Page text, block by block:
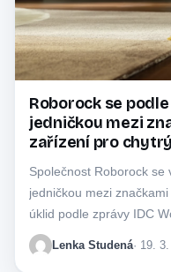
Roborock se
jedničkou mezi
zařízení pro
Společnost Roborock se
jedničkou mezi
úklid podle zprávy IDC
Lenka Studená· 19.